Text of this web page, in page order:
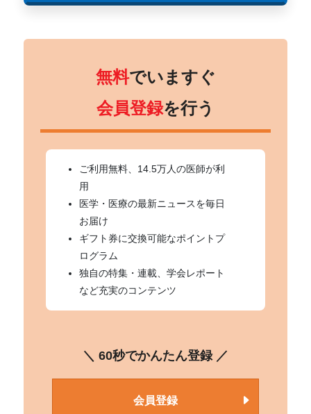
無料でいますぐ
会員登録を行う
ご利用無料、14.5万人の医師が利
用
医学・医療の最新ニュースを毎日
お届け
ギフト券に交換可能なポイントプ
ログラム
独自の特集・連載、学会レポート
など充実のコンテンツ
＼ 60秒でかんたん登録 ／
会員登録